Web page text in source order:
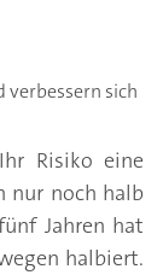
sich
Risiko eine
nur noch halb
Jahren hat
halbiert.